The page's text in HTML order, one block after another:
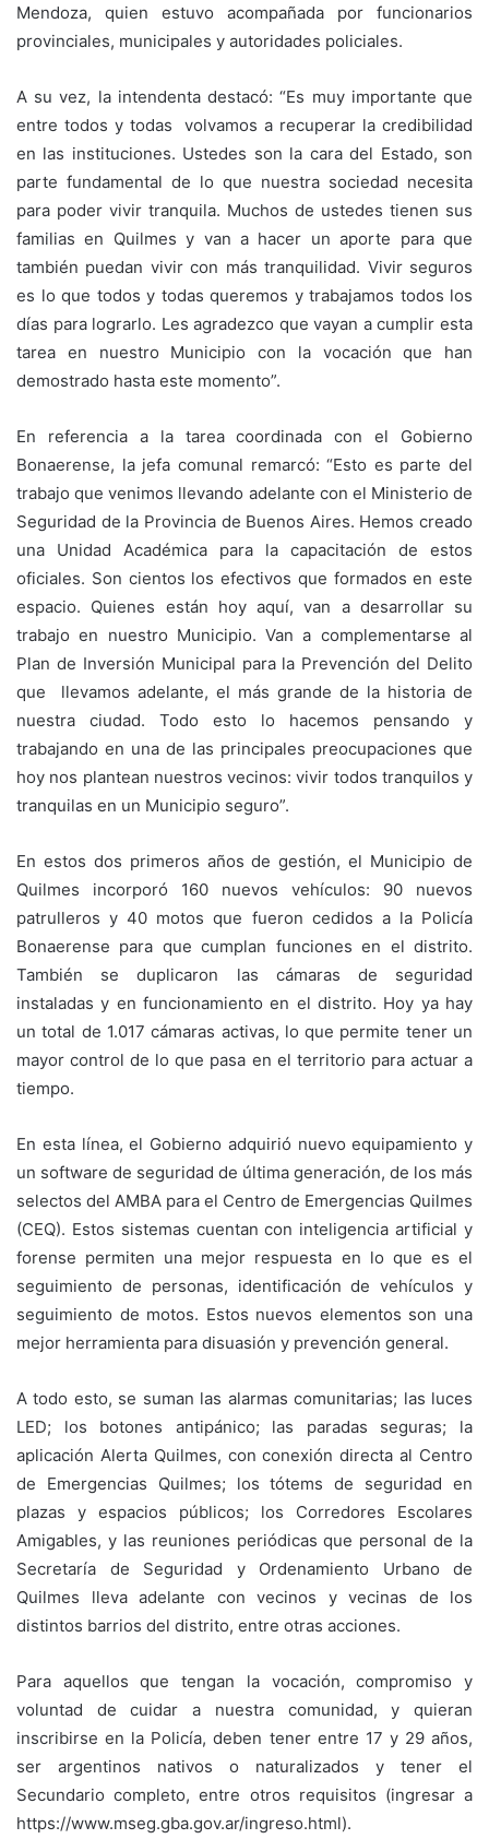
Mendoza, quien estuvo acompañada por funcionarios
provinciales, municipales y autoridades policiales.
A su vez, la intendenta destacó: “Es muy importante que
entre todos y todas volvamos a recuperar la credibilidad
en las instituciones. Ustedes son la cara del Estado, son
parte fundamental de lo que nuestra sociedad necesita
para poder vivir tranquila. Muchos de ustedes tienen sus
familias en Quilmes y van a hacer un aporte para que
también puedan vivir con más tranquilidad. Vivir seguros
es lo que todos y todas queremos y trabajamos todos los
días para lograrlo. Les agradezco que vayan a cumplir esta
tarea en nuestro Municipio con la vocación que han
demostrado hasta este momento”.
En referencia a la tarea coordinada con el Gobierno
Bonaerense, la jefa comunal remarcó: “Esto es parte del
trabajo que venimos llevando adelante con el Ministerio de
Seguridad de la Provincia de Buenos Aires. Hemos creado
una Unidad Académica para la capacitación de estos
oficiales. Son cientos los efectivos que formados en este
espacio. Quienes están hoy aquí, van a desarrollar su
trabajo en nuestro Municipio. Van a complementarse al
Plan de Inversión Municipal para la Prevención del Delito
que llevamos adelante, el más grande de la historia de
nuestra ciudad. Todo esto lo hacemos pensando y
trabajando en una de las principales preocupaciones que
hoy nos plantean nuestros vecinos: vivir todos tranquilos y
tranquilas en un Municipio seguro”.
En estos dos primeros años de gestión, el Municipio de
Quilmes incorporó 160 nuevos vehículos: 90 nuevos
patrulleros y 40 motos que fueron cedidos a la Policía
Bonaerense para que cumplan funciones en el distrito.
También se duplicaron las cámaras de seguridad
instaladas y en funcionamiento en el distrito. Hoy ya hay
un total de 1.017 cámaras activas, lo que permite tener un
mayor control de lo que pasa en el territorio para actuar a
tiempo.
En esta línea, el Gobierno adquirió nuevo equipamiento y
un software de seguridad de última generación, de los más
selectos del AMBA para el Centro de Emergencias Quilmes
(CEQ). Estos sistemas cuentan con inteligencia artificial y
forense permiten una mejor respuesta en lo que es el
seguimiento de personas, identificación de vehículos y
seguimiento de motos. Estos nuevos elementos son una
mejor herramienta para disuasión y prevención general.
A todo esto, se suman las alarmas comunitarias; las luces
LED; los botones antipánico; las paradas seguras; la
aplicación Alerta Quilmes, con conexión directa al Centro
de Emergencias Quilmes; los tótems de seguridad en
plazas y espacios públicos; los Corredores Escolares
Amigables, y las reuniones periódicas que personal de la
Secretaría de Seguridad y Ordenamiento Urbano de
Quilmes lleva adelante con vecinos y vecinas de los
distintos barrios del distrito, entre otras acciones.
Para aquellos que tengan la vocación, compromiso y
voluntad de cuidar a nuestra comunidad, y quieran
inscribirse en la Policía, deben tener entre 17 y 29 años,
ser argentinos nativos o naturalizados y tener el
Secundario completo, entre otros requisitos (ingresar a
https://www.mseg.gba.gov.ar/ingreso.html).